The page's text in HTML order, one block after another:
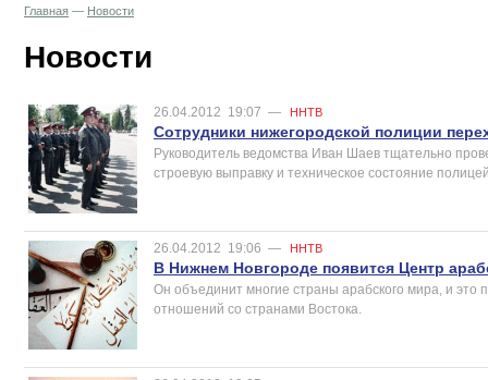
Главная — Новости
Новости
26.04.2012 19:07 — ННТВ
Сотрудники нижегородской полиции
Руководитель ведомства Иван Шаев тщательно
строевую выправку и техническое состояние
26.04.2012 19:06 — ННТВ
В Нижнем Новгороде появится Центр
Он объединит многие страны арабского мира, и это
отношений со странами Востока.